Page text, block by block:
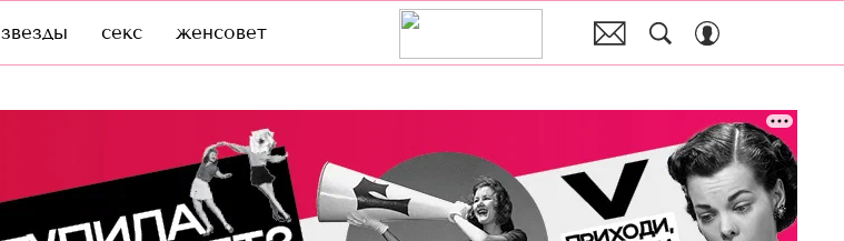
звезды секс женсовет